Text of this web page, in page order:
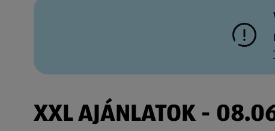
XXL AJÁNLATOK -